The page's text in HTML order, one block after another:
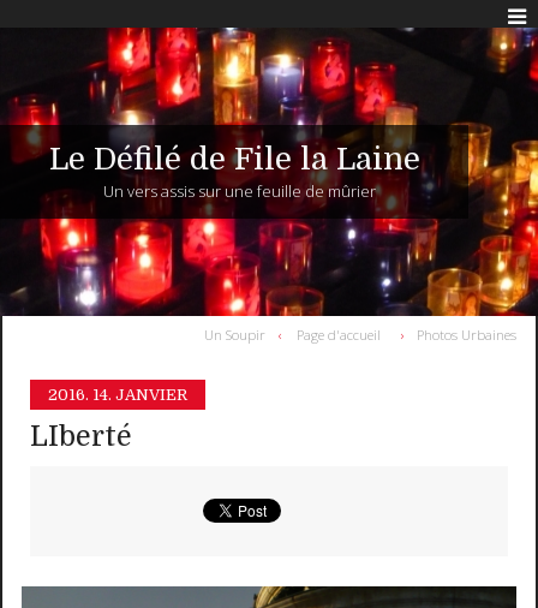
Le Défilé de File la Laine
Un vers assis sur une feuille de mûrier
Un Soupir Page d'accueil Photos Urbaines
2016. 14. JANVIER
LIberté